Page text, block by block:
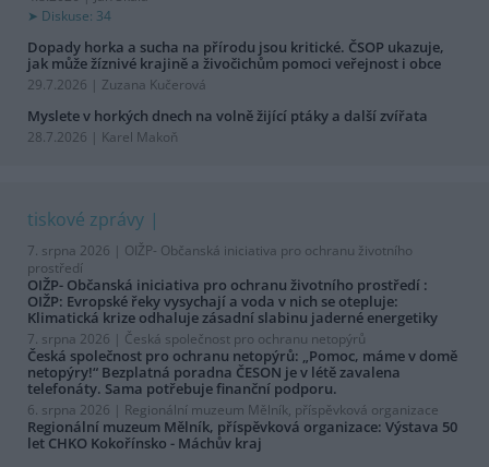
Diskuse: 34
Dopady horka a sucha na přírodu jsou kritické. ČSOP ukazuje,
jak může žíznivé krajině a živočichům pomoci veřejnost i obce
29.7.2026 | Zuzana Kučerová
Myslete v horkých dnech na volně žijící ptáky a další zvířata
28.7.2026 | Karel Makoň
tiskové zprávy
7. srpna 2026 | OIŽP- Občanská iniciativa pro ochranu životního
prostředí
OIŽP- Občanská iniciativa pro ochranu životního prostředí :
OIŽP: Evropské řeky vysychají a voda v nich se otepluje:
Klimatická krize odhaluje zásadní slabinu jaderné energetiky
7. srpna 2026 | Česká společnost pro ochranu netopýrů
Česká společnost pro ochranu netopýrů: „Pomoc, máme v domě
netopýry!“ Bezplatná poradna ČESON je v létě zavalena
telefonáty. Sama potřebuje finanční podporu.
6. srpna 2026 | Regionální muzeum Mělník, příspěvková organizace
Regionální muzeum Mělník, příspěvková organizace: Výstava 50
let CHKO Kokořínsko - Máchův kraj